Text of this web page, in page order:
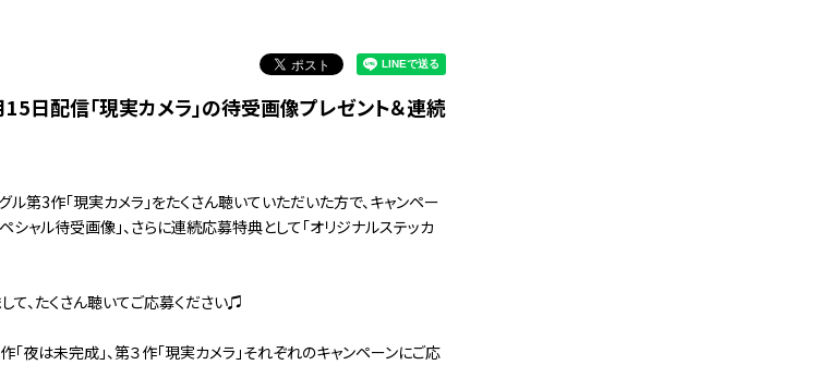
日配信「現実カメラ」の待受画像プレゼント＆連続
3作「現実カメラ」をたくさん聴いていただいた方で、キャンペー
シャル待受画像」、さらに連続応募特典として「オリジナルステッカ
て、たくさん聴いてご応募ください♫
「夜は未完成」、第３作「現実カメラ」それぞれのキャンペーンにご応